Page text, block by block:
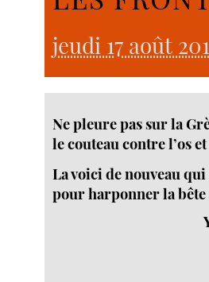
jeudi 17 août
Ne pleure pas sur la
le couteau contre l’os
La voici de nouveau qui
pour harponner la